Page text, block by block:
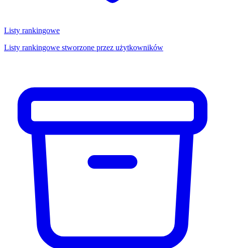
Listy rankingowe
Listy rankingowe stworzone przez użytkowników